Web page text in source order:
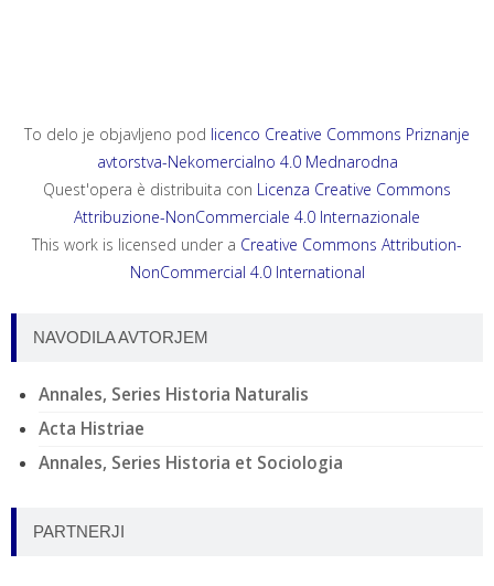
To delo je objavljeno pod licenco Creative Commons Priznanje
avtorstva-Nekomercialno 4.0 Mednarodna
Quest'opera è distribuita con Licenza Creative Commons
Attribuzione-NonCommerciale 4.0 Internazionale
This work is licensed under a Creative Commons Attribution-
NonCommercial 4.0 International
NAVODILA AVTORJEM
Annales, Series Historia Naturalis
Acta Histriae
Annales, Series Historia et Sociologia
PARTNERJI